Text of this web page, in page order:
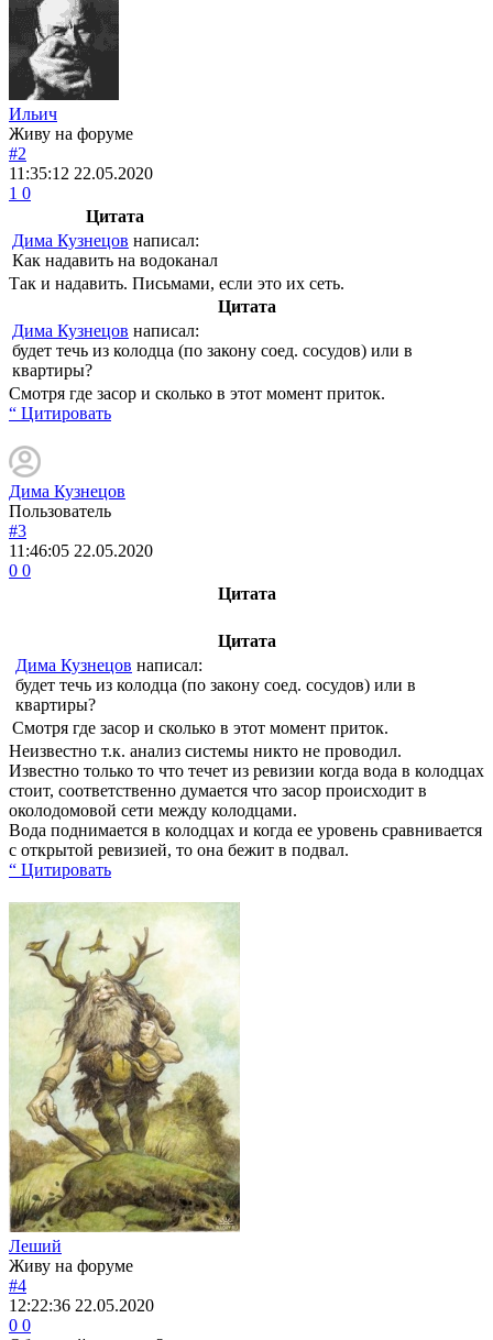
Ильич
Живу на форуме
#2
11:35:12 22.05.2020
1 0
Цитата
Дима Кузнецов написал:
Как надавить на водоканал
Так и надавить. Письмами, если это их сеть.
Цитата
Дима Кузнецов написал:
будет течь из колодца (по закону соед. сосудов) или в
квартиры?
Смотря где засор и сколько в этот момент приток.
“ Цитировать
Дима Кузнецов
Пользователь
#3
11:46:05 22.05.2020
0 0
Цитата
Цитата
Дима Кузнецов написал:
будет течь из колодца (по закону соед. сосудов) или в
квартиры?
Смотря где засор и сколько в этот момент приток.
Неизвестно т.к. анализ системы никто не проводил.
Известно только то что течет из ревизии когда вода в колодцах
стоит, соответственно думается что засор происходит в
околодомовой сети между колодцами.
Вода поднимается в колодцах и когда ее уровень сравнивается
с открытой ревизией, то она бежит в подвал.
“ Цитировать
Леший
Живу на форуме
#4
12:22:36 22.05.2020
0 0